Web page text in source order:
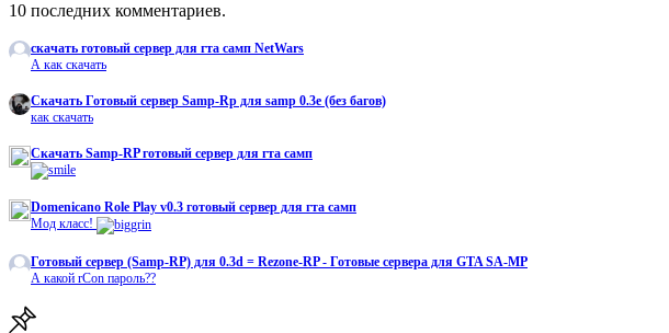
10 последних комментариев.
скачать готовый сервер для гта самп NetWars
А как скачать
Cкачать Готовый сервер Samp-Rp для samp 0.3e (без багов)
как скачать
Скачать Samp-RP готовый сервер для гта самп
Domenicano Role Play v0.3 готовый сервер для гта самп
Мод класс!
Готовый сервер (Samp-RP) для 0.3d = Rezone-RP - Готовые сервера для GTA SA-MP
А какой rCon пароль??